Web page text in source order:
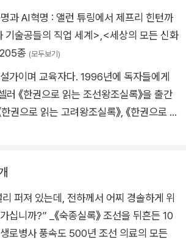
과 AI혁명 : 앨런 튜링에서 제프리 힌턴까
기술공들의 직업 세계> <세상의 모든 신화
종 (모두보기)
자다. 1996년에 독자들에게
러 《한권으로 읽는 조선왕조실록》을 출간
권으로 읽는 고려왕조실록》, 《한권으로 읽
록》 등 한권으로 읽는 한국 통사 시리즈
《한 권으로 읽는 조선왕조실록》과 《한 권
통령실록》, 중국에서는 《한권으로 조선왕
서는 《에로틱 조선》, 베트남에서는 《한
하께서 어찌 경솔하게 위
_《숙종실록》 조선을 뒤흔든 10
로병사 풍속도 500년 조선 의료의 모든